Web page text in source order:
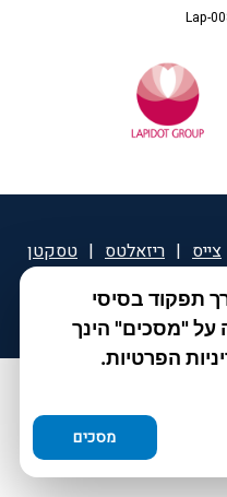
Lap-
תפקוד בסיסי
על "מסכים" הינך
הפרטיות.
מסכים
צייס | ריזאלטס | טסקטן
פלוס | קוקידנט |